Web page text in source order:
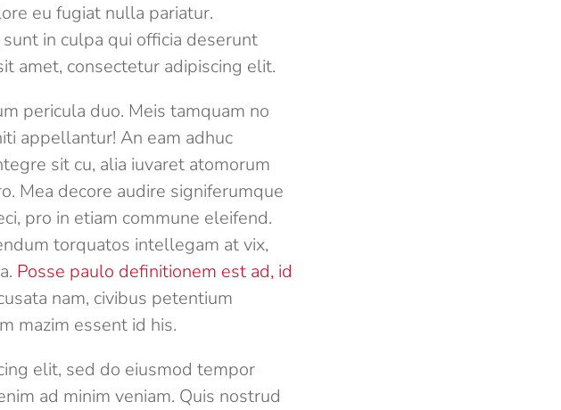
eu fugiat nulla pariatur.
in culpa qui officia deserunt
amet, consectetur adipiscing elit.
pericula duo. Meis tamquam no
appellantur! An eam adhuc
sit cu, alia iuvaret atomorum
Mea decore audire signiferumque
pro in etiam commune eleifend.
torquatos intellegam at vix,
Posse paulo definitionem est ad, id
nam, civibus petentium
mazim essent id his.
elit, sed do eiusmod tempor
ad minim veniam. Quis nostrud